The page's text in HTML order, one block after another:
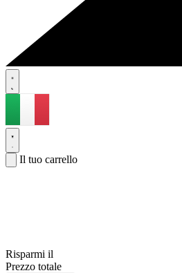
Il tuo carrello
Risparmi il
Prezzo totale